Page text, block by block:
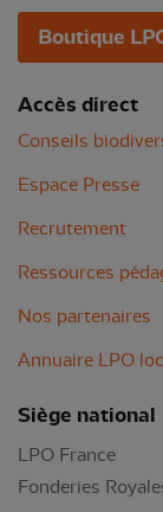
Boutique
Accès direct
Conseils
Espace Presse
Recrutement
Ressources
Nos partenaires
Annuaire LPO
Siège national
LPO France
Fonderies